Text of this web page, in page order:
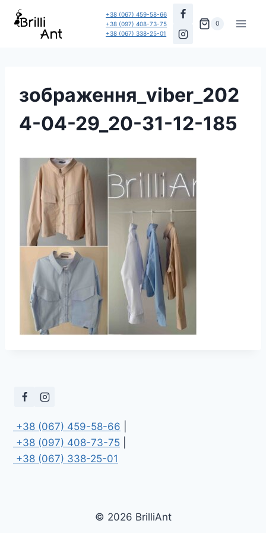
Перейти
+38 (067) 459-58-66
+38 (097) 408-73-75
+38 (067) 338-25-01
0
зображення_viber_202
4-04-29_20-31-12-185
+38 (067) 459-58-66
+38 (097) 408-73-75
+38 (067) 338-25-01
© 2026 BrilliAnt